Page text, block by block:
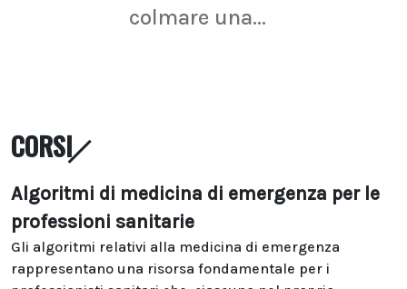
colmare una...
CORSI
Algoritmi di medicina di emergenza per le
professioni sanitarie
Gli algoritmi relativi alla medicina di emergenza
rappresentano una risorsa fondamentale per i